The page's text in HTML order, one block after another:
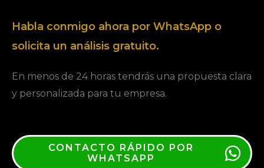
Habla conmigo ahora por WhatsApp o
solicita un análisis gratuito.
En menos de 24 horas tendrás una propuesta clara
y personalizada para tu empresa.
CONTACTO RÁPIDO POR
WHATSAPP